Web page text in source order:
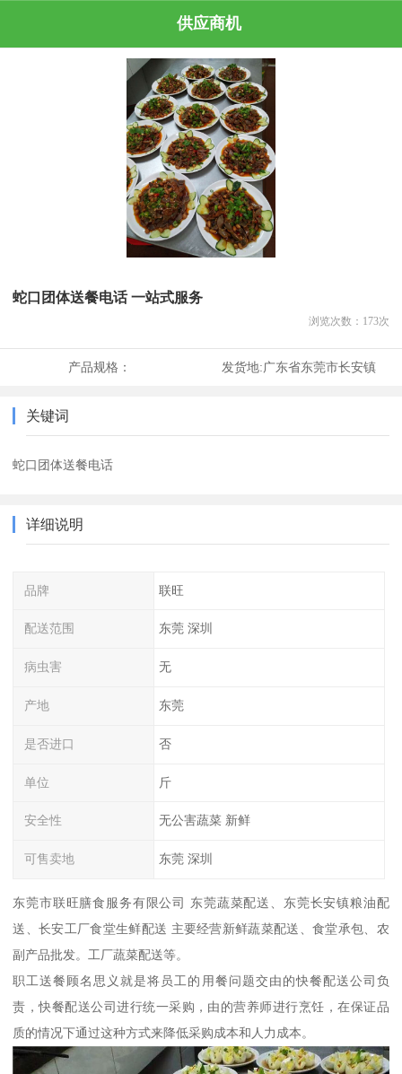
供应商机
蛇口团体送餐电话 一站式服务
浏览次数： 173次
产品规格： 发货地:广东省东莞市长安镇
关键词
蛇口团体送餐电话
详细说明
品牌 联旺
配送范围 东莞 深圳
病虫害 无
产地 东莞
是否进口 否
单位 斤
安全性 无公害蔬菜 新鲜
可售卖地 东莞 深圳
东莞市联旺膳食服务有限公司 东莞蔬菜配送、东莞长安镇粮油配
送、长安工厂食堂生鲜配送 主要经营新鲜蔬菜配送、食堂承包、农
副产品批发。工厂蔬菜配送等。
职工送餐顾名思义就是将员工的用餐问题交由的快餐配送公司负
责，快餐配送公司进行统一采购，由的营养师进行烹饪，在保证品
质的情况下通过这种方式来降低采购成本和人力成本。